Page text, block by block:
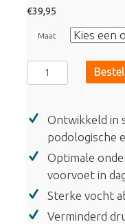
Gewaardee
rd
uit 5
€39,95
Maat
Metatarsalgia
Insoles
(1086)
aantal
Ontwikkeld in
podologische
Optimale
voorvoet in
Sterke vocht
Verminderd